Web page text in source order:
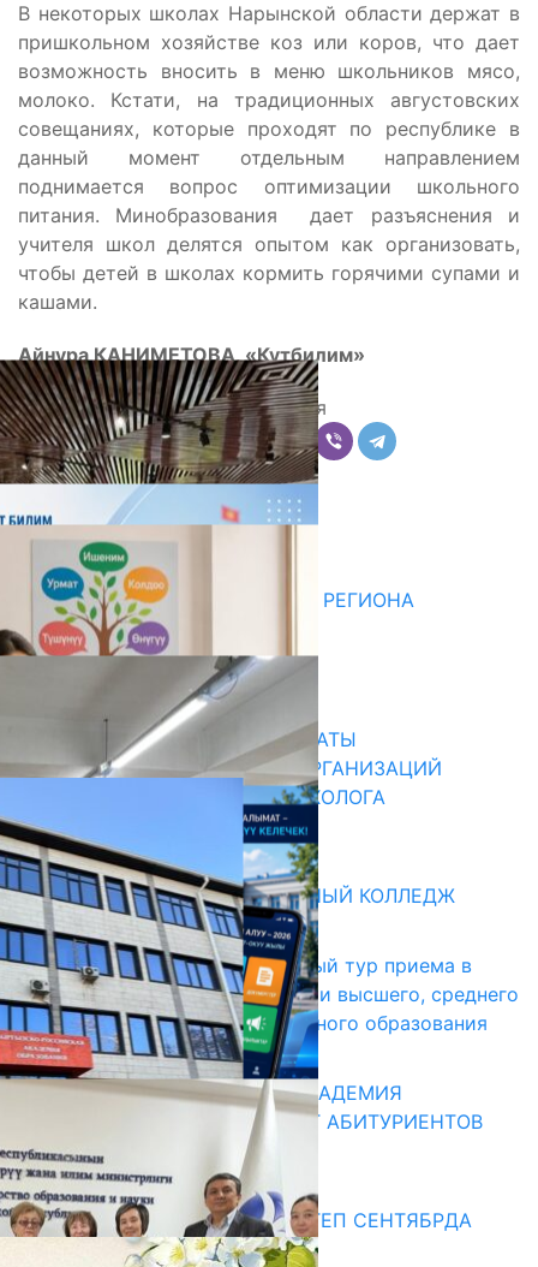
В некоторых школах Нарынской области держат в
пришкольном хозяйстве коз или коров, что дает
возможность вносить в меню школьников мясо,
молоко. Кстати, на традиционных августовских
совещаниях, которые проходят по республике в
данный момент отдельным направлением
поднимается вопрос оптимизации школьного
питания. Минобразования дает разъяснения и
учителя школ делятся опытом как организовать,
чтобы детей в школах кормить горячими супами и
кашами.
Айнура КАНИМЕТОВА, «Кутбилим»
Поделиться
Комментарии
Последние новости
ДЛЯ МЕТОДИСТОВ ЮЖНОГО РЕГИОНА
НАЧАЛОСЬ ОБУЧЕНИЕ
05.08.2026
В ПРИМЕРНЫЕ ТИПОВЫЕ ШТАТЫ
ОБЩЕОБРАЗОВАТЕЛЬНЫХ ОРГАНИЗАЦИЙ
ВВЕДЕНА ДОЛЖНОСТЬ ПСИХОЛОГА
31.07.2026
Абитуриент
БИШКЕКСКИЙ УНИВЕРСАЛЬНЫЙ КОЛЛЕДЖ
17.07.2026
В Кыргызстане начался первый тур приема в
образовательные организации высшего, среднего
и начального профессионального образования
13.07.2026
КЫРГЫЗКО-РОССИЙСКАЯ АКАДЕМИЯ
ОБРАЗОВАНИЯ ПРИГЛАШАЕТ АБИТУРИЕНТОВ
10.07.2026
Медиа
СУЗАКТА 750 ОРУНДУУ МЕКТЕП СЕНТЯБРДА
ПАЙДАЛАНУУГА БЕРИЛЕТ